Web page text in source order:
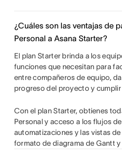
¿Cuáles son las ventajas de
Personal a Asana Starter?
El plan Starter brinda a los
funciones que necesitan para
entre compañeros de equipo,
progreso del proyecto y cumplir
Con el plan Starter, obtienes
Personal y acceso a los flujos
automatizaciones y las vistas
formato de diagrama de Gantt